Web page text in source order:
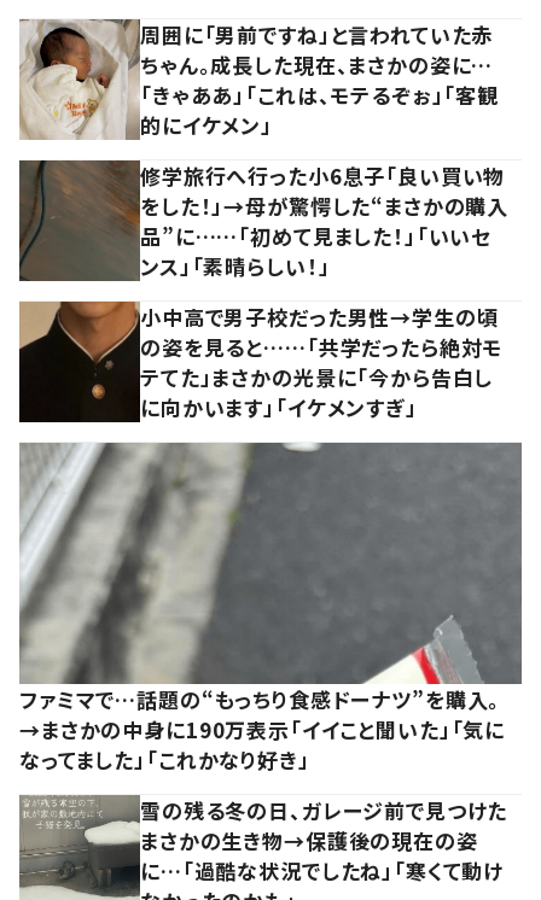
周囲に「男前ですね」と言われていた赤
ちゃん。成長した現在、まさかの姿に…
「きゃああ」「これは、モテるぞぉ」「客観
的にイケメン」
修学旅行へ行った小6息子「良い買い物
をした！」→母が驚愕した“まさかの購入
品”に……「初めて見ました！」「いいセ
ンス」「素晴らしい！」
小中高で男子校だった男性→学生の頃
の姿を見ると……「共学だったら絶対モ
テてた」まさかの光景に「今から告白し
に向かいます」「イケメンすぎ」
ファミマで…話題の“もっちり食感ドーナツ”を購入。
→まさかの中身に190万表示「イイこと聞いた」「気に
なってました」「これかなり好き」
雪の残る冬の日、ガレージ前で見つけた
まさかの生き物→保護後の現在の姿
に…「過酷な状況でしたね」「寒くて動け